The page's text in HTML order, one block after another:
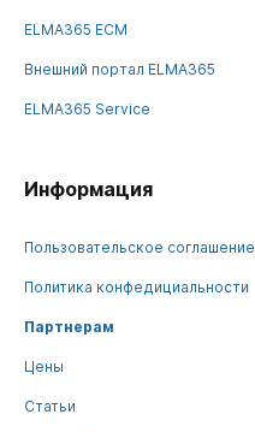
ELMA365 ECM
Внешний портал ELMA365
ELMA365 Service
Информация
Пользовательское соглашение
Политика конфедициальности
Партнерам
Цены
Статьи